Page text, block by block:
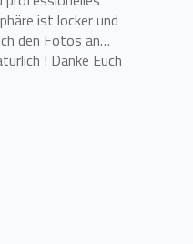
ist locker und
den Fotos an…
! Danke Euch